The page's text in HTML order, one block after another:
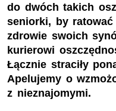
do dwóch takich
seniorki, by
zdrowie swoich
kurierowi
Łącznie straciły
Apelujemy o
z nieznajomymi.